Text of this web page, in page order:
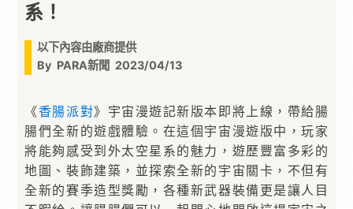
系！
以下內容由廠商提供
By PARA新聞 2023/04/13
《香腸派對》宇宙漫遊記新版本即將上線，帶給腸
腸們全新的遊戲體驗。在這個宇宙漫遊版中，玩家
將能夠感受到外太空星系的魅力，遊歷豐富多彩的
地圖、裝飾建築，並探索全新的宇宙關卡，不但有
全新的賽季造型獎勵，各種新武器裝備更是讓人目